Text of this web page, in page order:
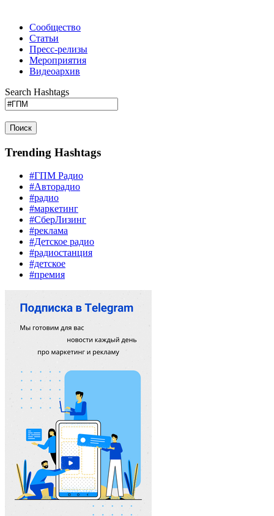
Сообщество
Статьи
Пресс-релизы
Мероприятия
Видеоархив
Search Hashtags
Поиск
Trending Hashtags
#ГПМ Радио
#Авторадио
#радио
#маркетинг
#СберЛизинг
#реклама
#Детское радио
#радиостанция
#детское
#премия